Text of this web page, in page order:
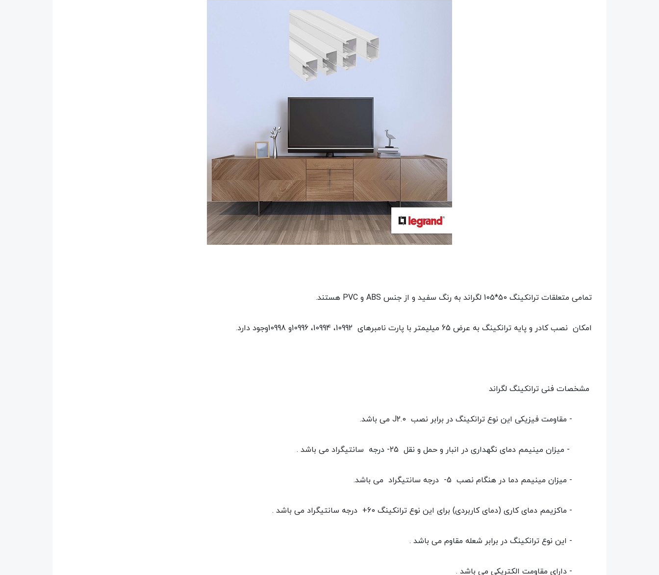
تمامی متعلقات ترانکینگ 50*105 لگراند به رنگ سفید و از جنس ABS و PVC هستند.
امکان نصب کادر و پایه ترانکینگ به عرض 65 میلیمتر با پارت نامبرهای 10992، 10994، 10996و 10998وجود دارد.
مشخصات فنی ترانکینگ لگراند
- مقاومت فیزیکی این نوع ترانکینگ در برابر نصب J2.0 می باشد.
- میزان مینیمم دمای نگهداری در انبار و حمل و نقل 25- درجه سانتیگراد می باشد .
- میزان مینیمم دما در هنگام نصب 5- درجه سانتیگراد می باشد.
- ماکزیمم دمای کاری (دمای کاربردی) برای این نوع ترانکینگ 60+ درجه سانتیگراد می باشد .
- این نوع ترانکینگ در برابر شعله مقاوم می باشد .
- دارای مقاومت الکتریکی می باشد .